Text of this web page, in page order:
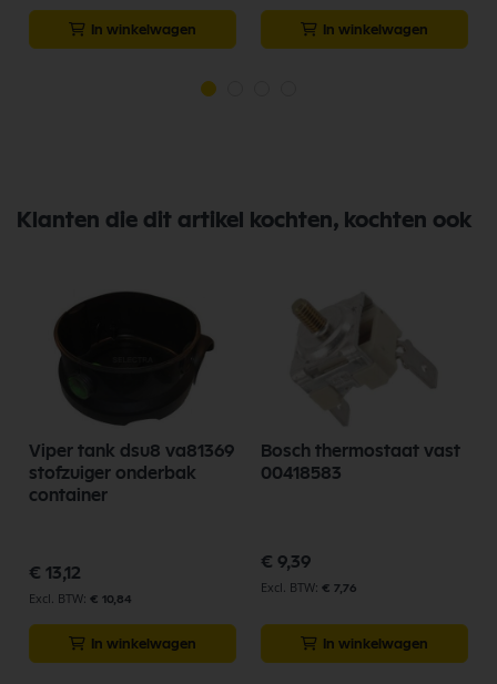
In winkelwagen In winkelwagen
Klanten die dit artikel kochten, kochten ook
Viper tank dsu8 va81369
stofzuiger onderbak
container
€ 13,12
€ 10,84
In winkelwagen
Bosch thermostaat vast
00418583
€ 9,39
€ 7,76
In winkelwagen